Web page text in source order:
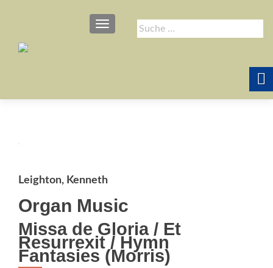
Suche
nach:
SCHALTE NAVIGATION
Leighton, Kenneth
Organ Music
Missa de Gloria / Et
Resurrexit / Hymn
Fantasies (Morris)